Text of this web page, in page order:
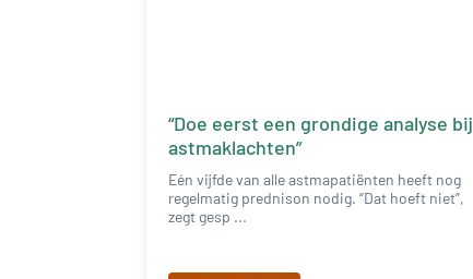
“Doe eerst een grondige analyse bij
astmaklachten”
Eén vijfde van alle astmapatiënten heeft nog
regelmatig prednison nodig. “Dat hoeft niet”,
zegt gesp ...